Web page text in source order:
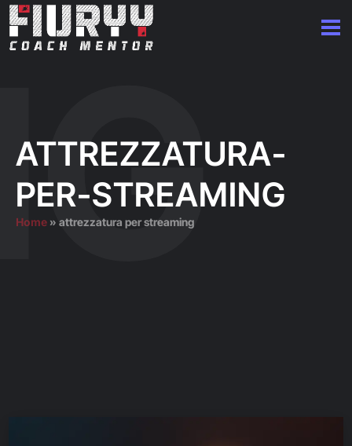
ATTREZZATURA-
PER-STREAMING
Home » attrezzatura per streaming